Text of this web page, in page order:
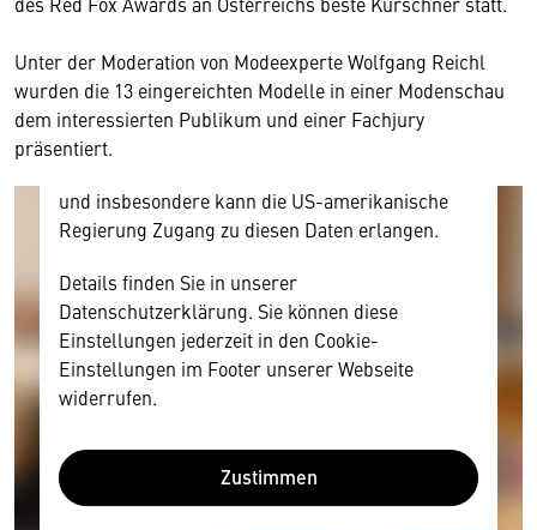
Unter der Moderation von Modeexperte Wolfgang Reichl
wurden die 13 eingereichten Modelle in einer Modenschau
dem interessierten Publikum und einer Fachjury
präsentiert.
personenbezogene technische Daten zu Geräten
und Nutzerverhalten mitunter mit US-
amerikanischen Anbietern austauscht.
Diese Daten unterliegen keinem dem EU-
und insbesondere kann die US-amerikanische
Regierung Zugang zu diesen Daten erlangen.
Details finden Sie in unserer
Datenschutzerklärung. Sie können diese
Einstellungen jederzeit in den Cookie-
Einstellungen im Footer unserer Webseite
widerrufen.
Zustimmen